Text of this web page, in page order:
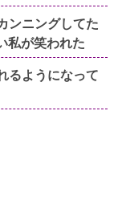
ンニングしてた
私が笑われた
るようになって